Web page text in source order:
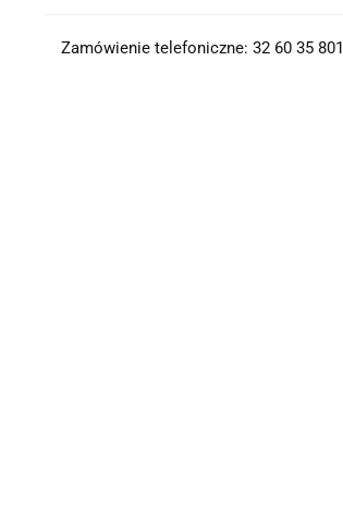
Zamówienie telefoniczne: 32 60 35 801